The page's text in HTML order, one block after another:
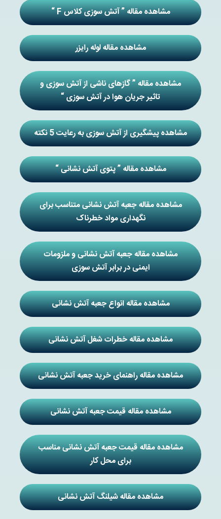
مشاهده مقاله ” آتش سوزی کلاس F “
مشاهده مقاله لوله رایزر
مشاهده مقاله ” گازهای ناشی از آتش سوزی و
تاثیر جریان هوا در آتش سوزی “
مشاهده پیشگیری از آتش سوزی به رعایت 5 نکته
مشاهده مقاله ” پتوی آتش نشانی “
مشاهده مقاله جعبه آتش نشانی متناسب برای
نگهداری مواد خطرناک
مشاهده مقاله جعبه آتش نشانی و ملزومات
ایمنی در برابر آتش سوزی
مشاهده مقاله انواع جعبه آتش نشانی
مشاهده مقاله خطرات شغل آتش نشانی
مشاهده مقاله راهنمای خرید جعبه آتش نشانی
مشاهده مقاله قیمت جعبه آتش نشانی
مشاهده مقاله قیمت جعبه آتش نشانی مناسب
برای محل کار
مشاهده مقاله شیلنگ آتش نشانی